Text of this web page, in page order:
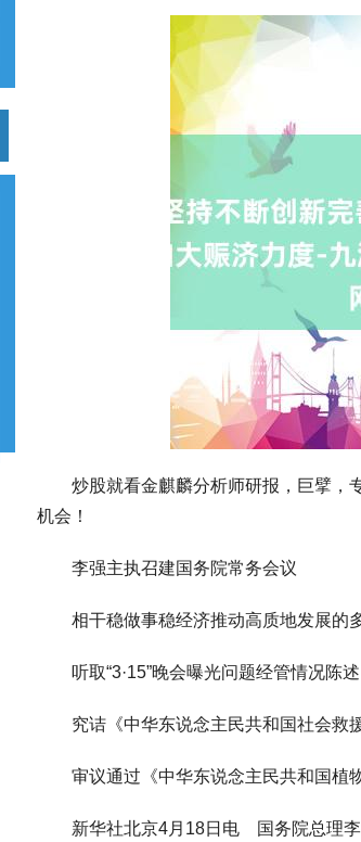
炒股就看金麒麟分析师研报，巨擘，专
机会！
李强主执召建国务院常务会议
相干稳做事稳经济推动高质地发展的
听取“3·15”晚会曝光问题经管情况陈述
究诘《中华东说念主民共和国社会救援
审议通过《中华东说念主民共和国植物
新华社北京4月18日电 国务院总理李